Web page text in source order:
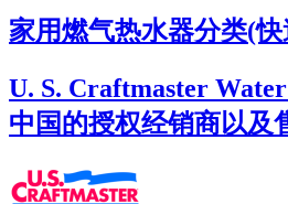
家用燃气热水器分类(
U. S. Craftmaster
中国的授权经销商以及